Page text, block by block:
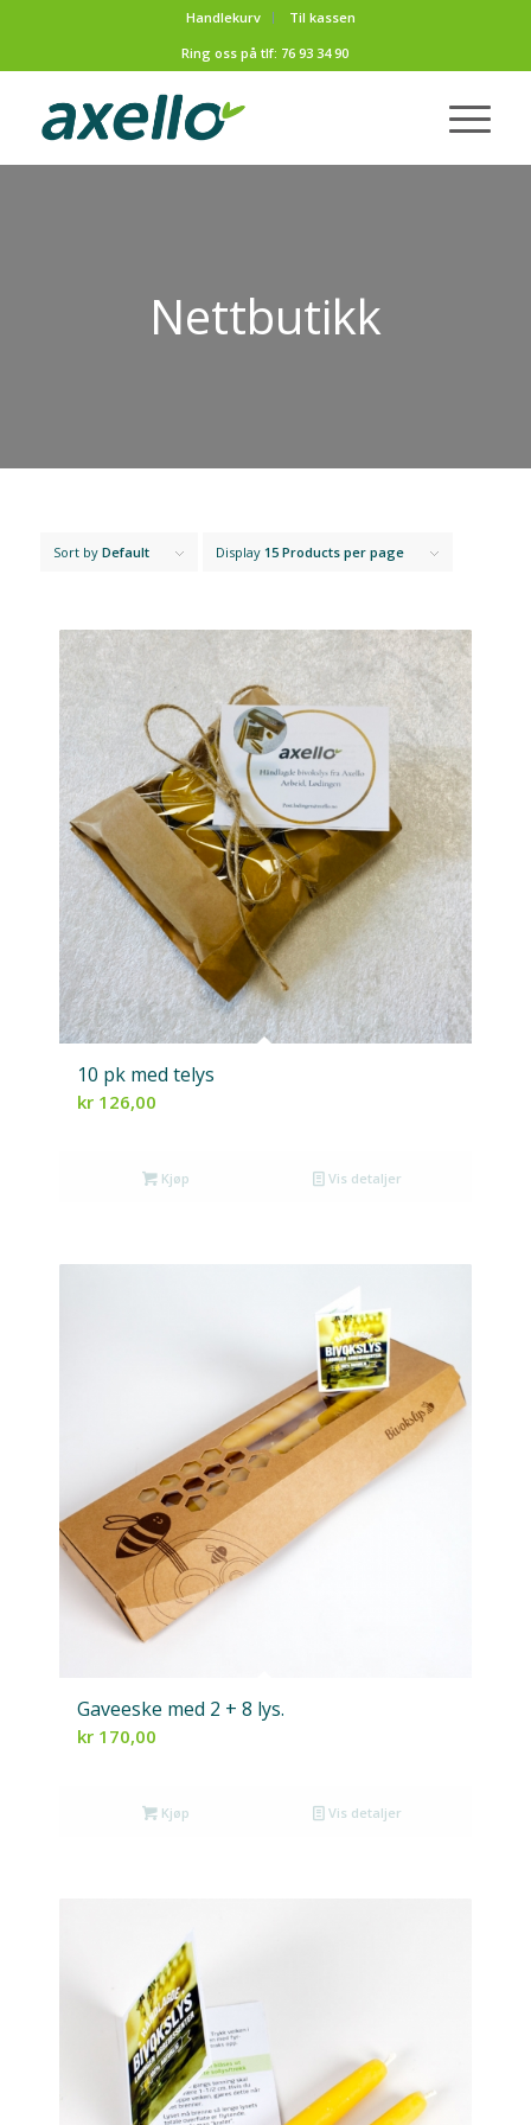
Handlekurv
Til kassen
Ring oss på tlf: 76 93 34 90
Nettbutikk
Sort by Default Display 15 Products per page
10 pk med telys
kr126,00
Kjøp Vis detaljer
Gaveeske med 2 + 8 lys.
kr170,00
Kjøp Vis detaljer